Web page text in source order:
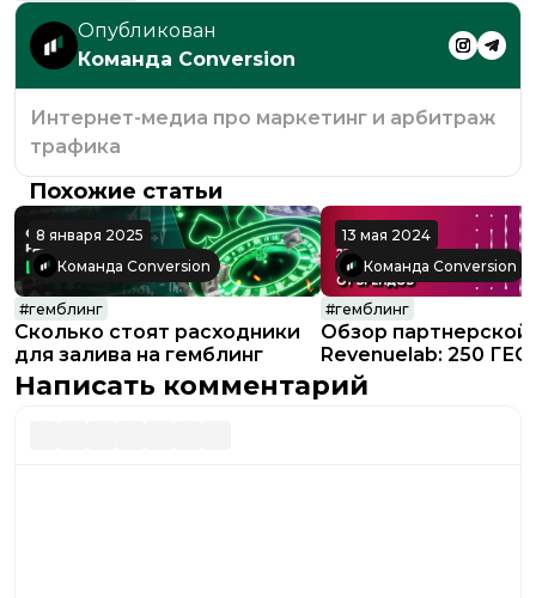
Опубликован
Команда Conversion
Интернет-медиа про маркетинг и арбитраж
трафика
Похожие статьи
8 января 2025
Команда Conversion
#гемблинг
Сколько стоят расходники
для залива на гемблинг
13 мая 2024
Команда Conversion
#гемблинг
Обзор партнерской
Revenuelab: 250
офферов и акции от
брендов
Написать комментарий